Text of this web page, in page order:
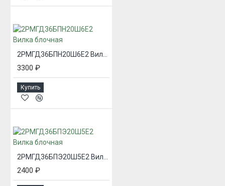
3300 ₽
Купить
2РМГД36БПЭ20Ш5Е2 Вилка блочная
2400 ₽